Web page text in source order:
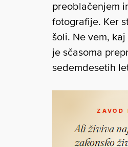
preoblačenjem
fotografije. Ker
šoli. Ne vem,
je sčasoma
sedemdesetih